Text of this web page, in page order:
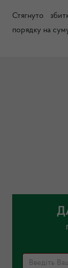
Стягнуто
порядку на